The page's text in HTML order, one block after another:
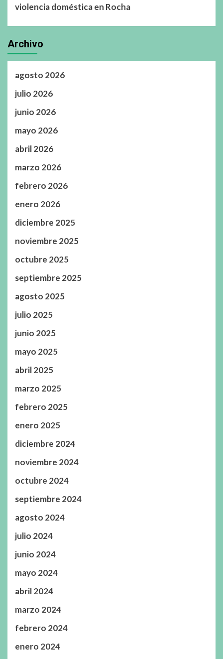
violencia doméstica en Rocha
Archivo
agosto 2026
julio 2026
junio 2026
mayo 2026
abril 2026
marzo 2026
febrero 2026
enero 2026
diciembre 2025
noviembre 2025
octubre 2025
septiembre 2025
agosto 2025
julio 2025
junio 2025
mayo 2025
abril 2025
marzo 2025
febrero 2025
enero 2025
diciembre 2024
noviembre 2024
octubre 2024
septiembre 2024
agosto 2024
julio 2024
junio 2024
mayo 2024
abril 2024
marzo 2024
febrero 2024
enero 2024